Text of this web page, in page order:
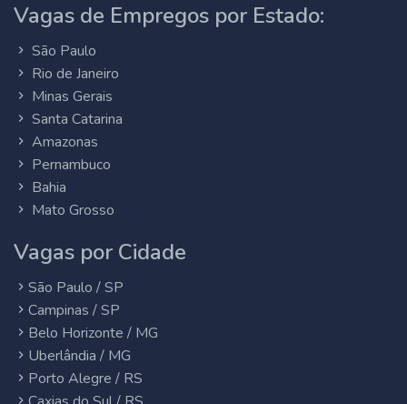
Vagas de Empregos por Estado:
São Paulo
Rio de Janeiro
Minas Gerais
Santa Catarina
Amazonas
Pernambuco
Bahia
Mato Grosso
Vagas por Cidade
São Paulo / SP
Campinas / SP
Belo Horizonte / MG
Uberlândia / MG
Porto Alegre / RS